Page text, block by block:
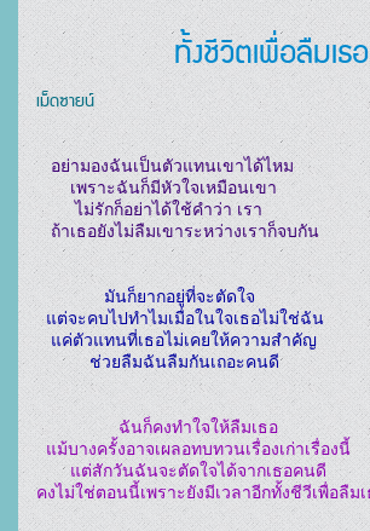
ทั้งชีวิตเพื่อลืมเธอ
เม็ดซายน์
   อย่ามองฉันเป็นตัวแทนเขาได้ไหม
       เพราะฉันก็มีหัวใจเหมือนเขา
        ไม่รักก็อย่าได้ใช้คำว่า เรา
              มันก็ยากอยู่ที่จะตัดใจ
  แต่จะคบไปทำไมเมื่อในใจเธอไม่ใช่ฉัน
   แค่ตัวแทนที่เธอไม่เคยให้ความสำคัญ
                 ฉันก็คงทำใจให้ลืมเธอ
  แม้บางครั้งอาจเผลอทบทวนเรื่องเก่าเรื่องนี้
       แต่สักวันฉันจะตัดใจได้จากเธอคนดี